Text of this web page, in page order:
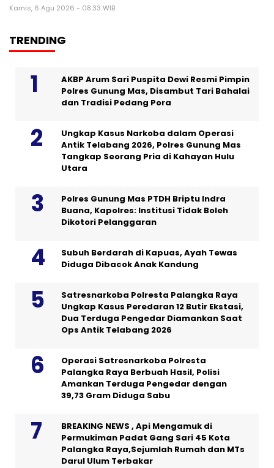
Kamis, 6 Agu 2026 - 08:33 WIB
TRENDING
AKBP Arum Sari Puspita Dewi Resmi Pimpin
Polres Gunung Mas, Disambut Tari Bahalai
dan Tradisi Pedang Pora
Ungkap Kasus Narkoba dalam Operasi
Antik Telabang 2026, Polres Gunung Mas
Tangkap Seorang Pria di Kahayan Hulu
Utara
Polres Gunung Mas PTDH Briptu Indra
Buana, Kapolres: Institusi Tidak Boleh
Dikotori Pelanggaran
Subuh Berdarah di Kapuas, Ayah Tewas
Diduga Dibacok Anak Kandung
Satresnarkoba Polresta Palangka Raya
Ungkap Kasus Peredaran 12 Butir Ekstasi,
Dua Terduga Pengedar Diamankan Saat
Ops Antik Telabang 2026
Operasi Satresnarkoba Polresta
Palangka Raya Berbuah Hasil, Polisi
Amankan Terduga Pengedar dengan
39,73 Gram Diduga Sabu
BREAKING NEWS , Api Mengamuk di
Permukiman Padat Gang Sari 45 Kota
Palangka Raya,Sejumlah Rumah dan MTs
Darul Ulum Terbakar